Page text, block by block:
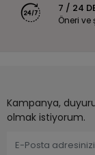
7 / 24
Öneri ve
Kampanya,
olmak istiyorum.